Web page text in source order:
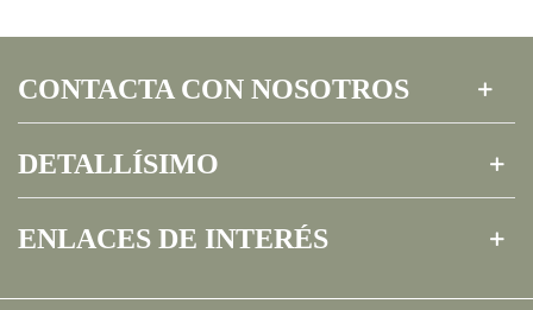
CONTACTA CON NOSOTROS
DETALLÍSIMO
ENLACES DE INTERÉS